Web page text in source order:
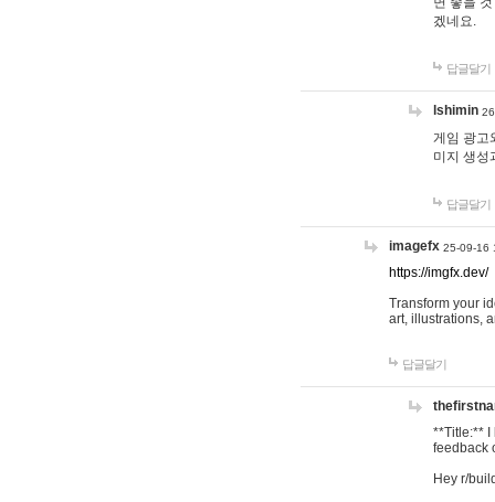
겠네요.
답글달기
lshimin
게임 광고
미지 생성
답글달기
imagefx 25-09-16
https://imgfx.dev/
Transform your
art, illustrations,
답글달기
**Title:** I
feedback
Hey r/